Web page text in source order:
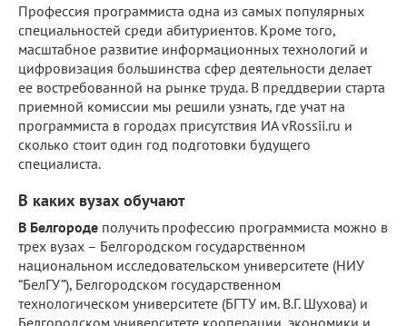
Профессия программиста одна из самых популярных
специальностей среди абитуриентов. Кроме того,
масштабное развитие информационных технологий и
цифровизация большинства сфер деятельности делает
ее востребованной на рынке труда. В преддверии старта
приемной комиссии мы решили узнать, где учат на
программиста в городах присутствия ИА vRossii.ru и
сколько стоит один год подготовки будущего
специалиста.
В каких вузах обучают
В Белгороде получить профессию программиста можно в
трех вузах – Белгородском государственном
национальном исследовательском университете (НИУ
“БелГУ”), Белгородском государственном
технологическом университете (БГТУ им. В.Г. Шухова) и
Белгородском университете кооперации, экономики и